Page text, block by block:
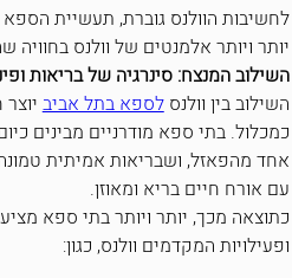
לחשיבות הוולנס גוברת, תעשיית
יותר ויותר אלמנטים של וולנס בחוויה
השילוב המנצח: סינרגיה של בריאות
השילוב בין וולנסלספא בתל אביב
כמכלול. בתי ספא מודרניים מבינים
אחד מהפאזל, ושבריאות אמיתית
עם אורח חיים בריא ומאוזן.
כתוצאה מכך, יותר ויותר בתי ספא
ופעילויות המקדמים וולנס, כגון: